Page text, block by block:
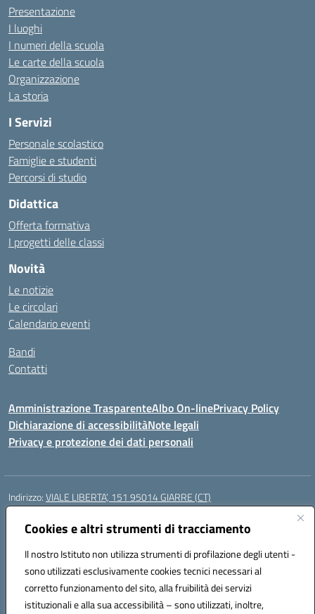
Cookies e altri strumenti di tracciamento
Il nostro Istituto non utilizza strumenti di profilazione degli utenti -
sono utilizzati esclusivamente cookies tecnici necessari al
corretto funzionamento del sito, alla fruibilità dei servizi
istituzionali e alla sua accessibilità – sono utilizzati, inoltre,
Presentazione
I luoghi
I numeri della scuola
Le carte della scuola
Organizzazione
La storia
I Servizi
Personale scolastico
Famiglie e studenti
Percorsi di studio
Didattica
Offerta formativa
I progetti delle classi
Novità
Le notizie
Le circolari
Calendario eventi
Bandi
Contatti
Amministrazione TrasparenteAlbo On-linePrivacy Policy
Dichiarazione di accessibilitàNote legali
Privacy e protezione dei dati personali
Indirizzo:VIALE LIBERTA’, 151 95014 GIARRE (CT)
Centralino:
Posta elettronica certificata (PEC):ctmm151004@pec.istruzione.it
Codice fiscale: 92032760875
Codice meccanografico:CTMM151004
Codice Indice delle Pubbliche Amministrazioni (IPA): cpiacd
Codice unico di fatturazione (CUF): UF783Q